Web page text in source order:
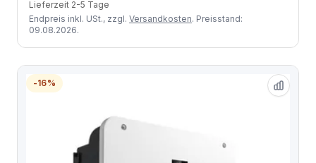
Lieferzeit 2-5 Tage
Endpreis inkl. USt., zzgl. Versandkosten. Preisstand:
09.08.2026.
-16%